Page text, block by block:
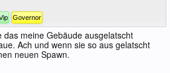
Governor
das meine Gebäude ausgelatscht
Ach und wenn sie so aus gelatscht
neuen Spawn.